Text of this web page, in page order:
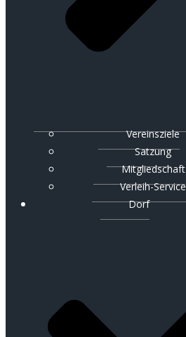
Vereinsziele
Satzung
Mitgliedschaft
Verleih-Service
Dorf